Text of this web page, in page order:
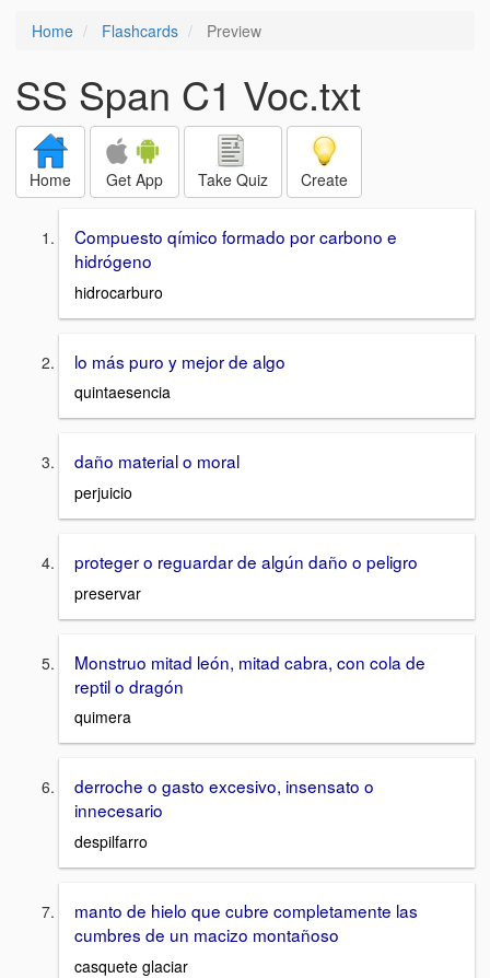
Home Flashcards Preview
SS Span C1 Voc.txt
Home Get App Take Quiz Create
Compuesto qímico formado por carbono e
hidrógeno
hidrocarburo
lo más puro y mejor de algo
quintaesencia
daño material o moral
perjuicio
proteger o reguardar de algún daño o peligro
preservar
Monstruo mitad león, mitad cabra, con cola de
reptil o dragón
quimera
derroche o gasto excesivo, insensato o
innecesario
despilfarro
manto de hielo que cubre completamente las
cumbres de un macizo montañoso
casquete glaciar